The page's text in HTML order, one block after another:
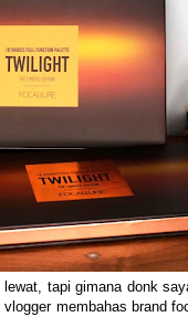
tapi gimana donk
membahas brand